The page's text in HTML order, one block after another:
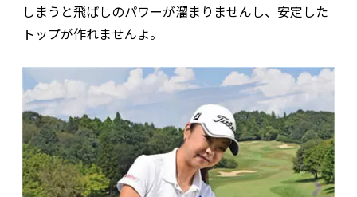
しまうと飛ばしのパワーが溜まりませんし、安定した
トップが作れませんよ。